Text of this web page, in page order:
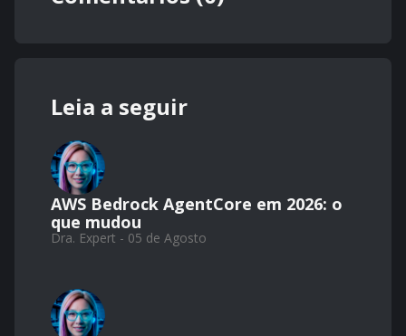
Leia a seguir
AWS Bedrock AgentCore em 2026: o
que mudou
Dra. Expert - 05 de Agosto